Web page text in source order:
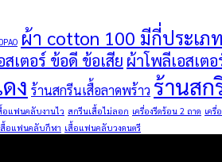
ผ้า cotton 100 มีกี่ประเภท
สเตอร์ ข้อดี ข้อเสีย ผ้าโพลีเอสเต
ง ร้านสกรีนเสื้อลาดพร้าว ร้านสก
อแฟนคลับงานไว สกรีนเสื้อไม่ลอก เครื่องรีดร้อน 2 ถาด เครื่
สื้อแฟนคลับกีฬา เสื้อแฟนคลับวงดนตรี